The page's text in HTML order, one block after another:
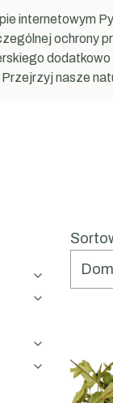
internetowym
ochrony
nasze